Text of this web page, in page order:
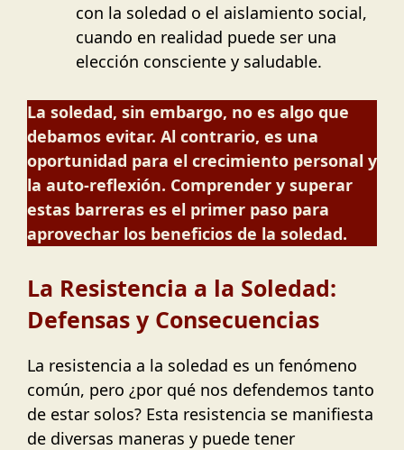
con la soledad o el aislamiento social,
cuando en realidad puede ser una
elección consciente y saludable.
La soledad, sin embargo, no es algo que
debamos evitar. Al contrario, es una
oportunidad para el crecimiento personal y
la auto-reflexión. Comprender y superar
estas barreras es el primer paso para
aprovechar los beneficios de la soledad.
La Resistencia a la Soledad:
Defensas y Consecuencias
La resistencia a la soledad es un fenómeno
común, pero ¿por qué nos defendemos tanto
de estar solos? Esta resistencia se manifiesta
de diversas maneras y puede tener